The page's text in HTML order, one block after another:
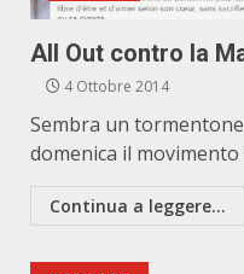
All Out contro la
4 Ottobre 2014
Sembra un
domenica il movimento
Continua a leggere...